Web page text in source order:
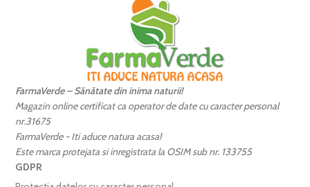
FarmaVerde – Sănătate din inima naturii!
Magazin online certificat ca operator de date cu caracter personal
nr.31675
FarmaVerde - Iti aduce natura acasa!
Este marca protejata si inregistrata la OSIM sub nr. 133755
GDPR